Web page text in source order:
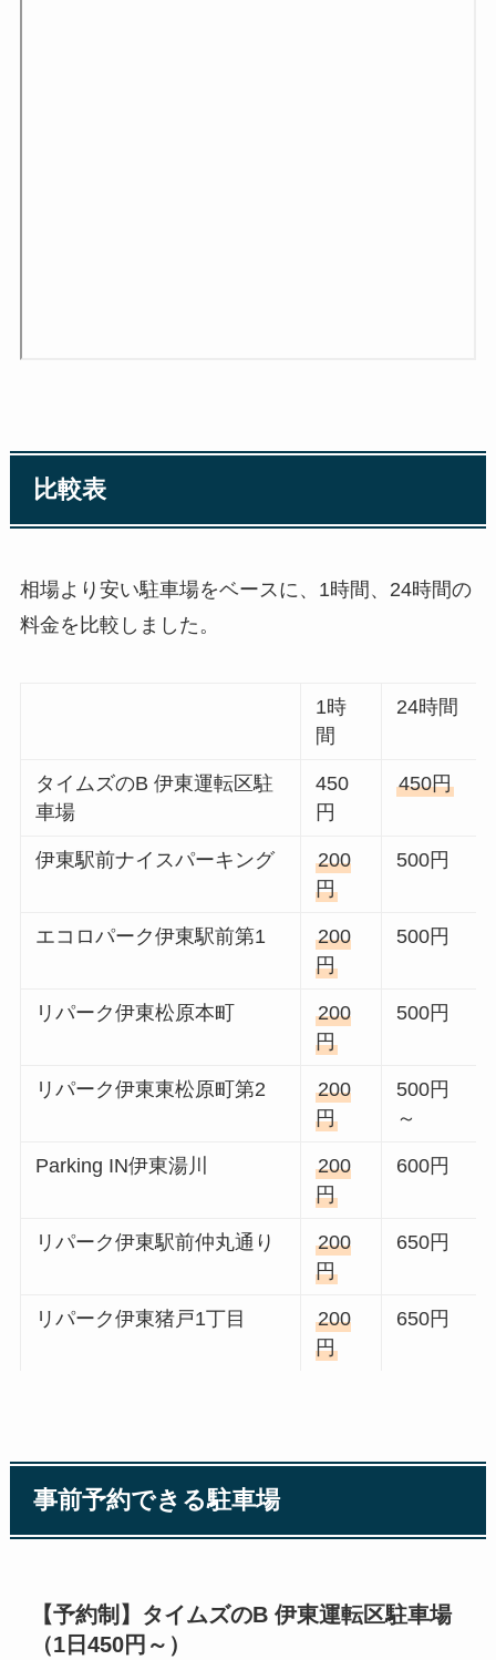
比較表
相場より安い駐車場をベースに、1時間、24時間の
料金を比較しました。
1時
間
24時間
タイムズのB 伊東運転区駐
車場
450
円
450円
伊東駅前ナイスパーキング
200
円
500円
エコロパーク伊東駅前第1
200
円
500円
リパーク伊東松原本町
200
円
500円
リパーク伊東東松原町第2
200
円
500円
～
Parking IN伊東湯川
200
円
600円
リパーク伊東駅前仲丸通り
200
円
650円
リパーク伊東猪戸1丁目
200
円
650円
事前予約できる駐車場
【予約制】タイムズのB 伊東運転区駐車場
（1日450円～）